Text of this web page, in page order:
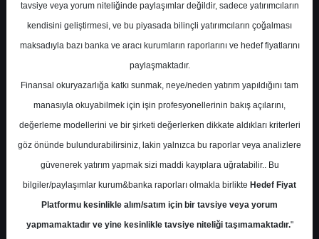
En Yüksek Tahmin 450,00 ₺
Ortalama Fiyat Tahmini 364,23 ₺
Ortalama Getiri Potansiyeli %28.03
Kurum Sayısı
6
Al
3
Tut
1
End.
Get.
1
Nötr
1
tavsiye veya yorum niteliğinde paylaşımlar değildir, sadece yatırımcıların
kendisini geliştirmesi, ve bu piyasada bilinçli yatırımcıların çoğalması
maksadıyla bazı banka ve aracı kurumların raporlarını ve hedef fiyatlarını
paylaşmaktadır.
Finansal okuryazarlığa katkı sunmak, neye/neden yatırım yapıldığını tam
manasıyla okuyabilmek için işin profesyonellerinin bakış açılarını,
değerleme modellerini ve bir şirketi değerlerken dikkate aldıkları kriterleri
göz önünde bulundurabilirsiniz, lakin yalnızca bu raporlar veya analizlere
güvenerek yatırım yapmak sizi maddi kayıplara uğratabilir.. Bu
bilgiler/paylaşımlar kurum&banka raporları olmakla birlikte Hedef Fiyat
Platformu kesinlikle alım/satım için bir tavsiye veya yorum
yapmamaktadır ve yine kesinlikle tavsiye niteliği taşımamaktadır."